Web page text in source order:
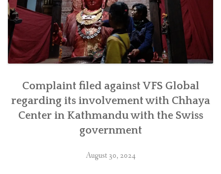
as
feasible””
Complaint filed against VFS Global
regarding its involvement with Chhaya
Center in Kathmandu with the Swiss
government
August 30, 2024